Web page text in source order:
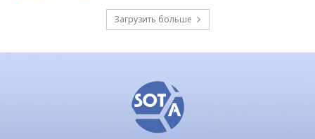
Загрузить больше